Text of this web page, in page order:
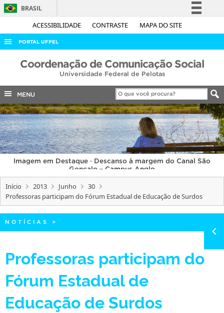
ACESSIBILIDADE CONTRASTE MAPA DO SITE
BRASIL
Simplifique!
Acesso à informação
Legislação
Canais
PORTAL UFPEL
ACESSO À INFORMAÇÃO
COBALTO
CONCURSOS
EDITAIS
INTERNACIONAL
OUVIDORIA
PORTARIAS
TELEFONES
Coordenação de Comunicação Social
Universidade Federal de Pelotas
MENU
Imagem em Destaque · Descanso à margem do Canal São
Gonçalo – Campus Anglo
Início 2013 Junho
30
Professoras participam do Fórum Estadual de Educação de Surdos
NOTÍCIAS >
Professoras participam do
Fórum Estadual de
Educação de Surdos